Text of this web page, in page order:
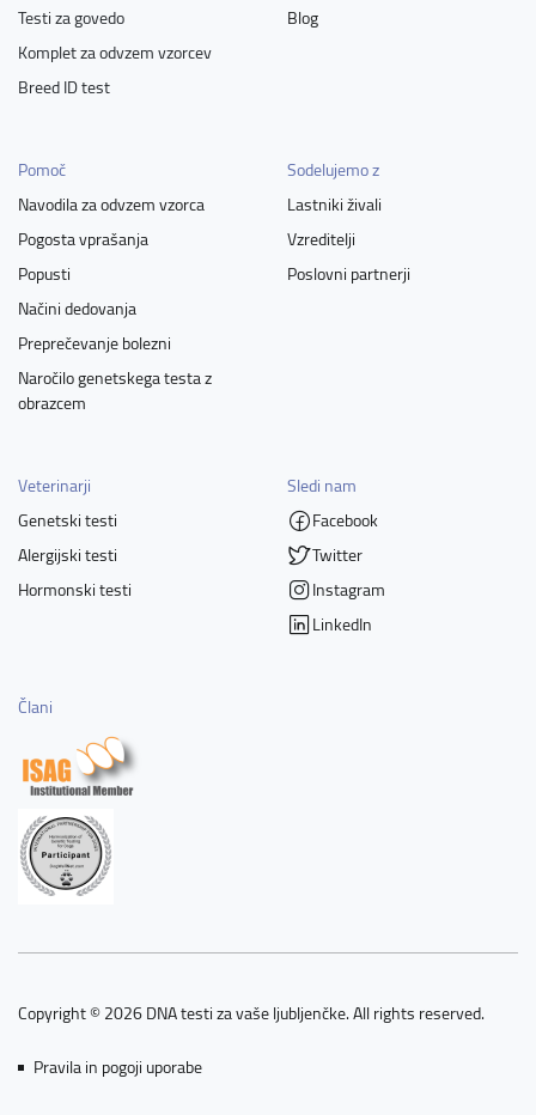
Testi za govedo
Komplet za odvzem vzorcev
Breed ID test
Blog
Pomoč
Navodila za odvzem vzorca
Pogosta vprašanja
Popusti
Načini dedovanja
Preprečevanje bolezni
Naročilo genetskega testa z
obrazcem
Sodelujemo z
Lastniki živali
Vzreditelji
Poslovni partnerji
Veterinarji
Genetski testi
Alergijski testi
Hormonski testi
Sledi nam
Facebook
Twitter
Instagram
LinkedIn
Člani
Copyright © 2026 DNA testi za vaše ljubljenčke. All rights reserved.
Pravila in pogoji uporabe